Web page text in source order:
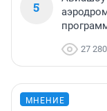
5
27 280
МНЕНИЕ